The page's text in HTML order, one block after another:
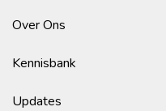
Over Ons
Kennisbank
Updates